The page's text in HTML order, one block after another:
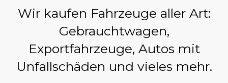
Wir kaufen Fahrzeuge aller Art:
Gebrauchtwagen,
Exportfahrzeuge, Autos mit
Unfallschäden und vieles mehr.